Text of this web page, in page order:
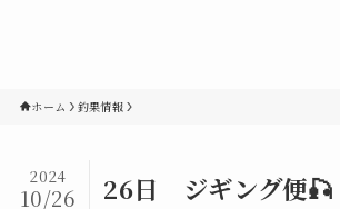
ホーム 釣果情報
26日 ジギング便🎣
2024
10/26